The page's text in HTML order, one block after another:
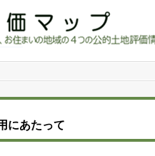
にあたって